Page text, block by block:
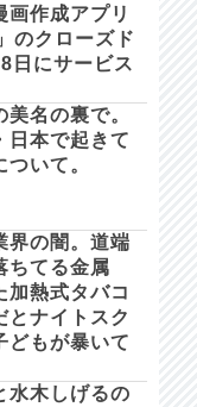
画作成アプリ
のクローズド
日にサービス
美名の裏で。
日本で起きて
いて。
界の闇。道端
ちてる金属
加熱式タバコ
とナイトスク
どもが暴いて
水木しげるの